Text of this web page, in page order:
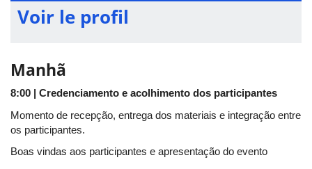
Faculdade de Medicina da UFU, pesquisadora e referência nas
áreas de educação em saúde, bioética e formação das
Mais do que transmitir conhecimentos, o encontro será um
espaço de reflexão e troca de experiências, buscando preparar
os participantes para agir com segurança, sensibilidade,
responsabilidade e respeito diante de uma suspeita ou
revelação de violência.
Participe conosco e ajude a semear informação, cuidado e
Voir le profil
Manhã
8:00 | Credenciamento e acolhimento dos participantes
Momento de recepção, entrega dos materiais e integração entre
os participantes.
Boas vindas aos participantes e apresentação do evento